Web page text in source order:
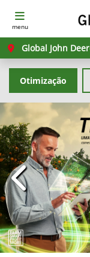
menu
Global John
Otimização